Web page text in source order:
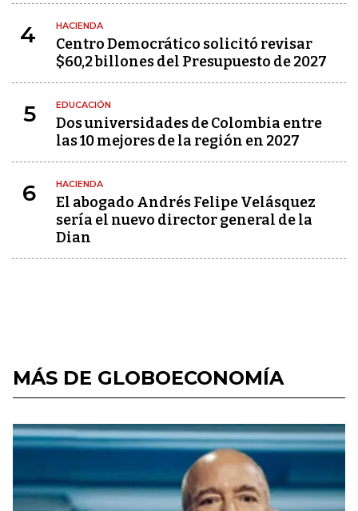
4 HACIENDA
Centro Democrático solicitó revisar
$60,2 billones del Presupuesto de 2027
5 EDUCACIÓN
Dos universidades de Colombia entre
las 10 mejores de la región en 2027
6 HACIENDA
El abogado Andrés Felipe Velásquez
sería el nuevo director general de la
Dian
MÁS DE GLOBOECONOMÍA